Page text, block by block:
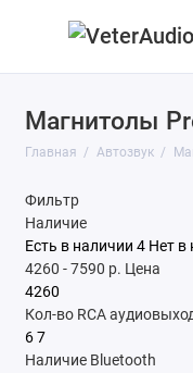
Магнитолы
Главная Автозвук
Фильтр
Наличие
Есть в наличии 4 Нет в
4260 -7590 р. Цена
Кол-во RCA
6 7
Наличие Bluetooth
Аксессуары
Кабельная
Магнитолы
Оборудование
Подиумы и короба